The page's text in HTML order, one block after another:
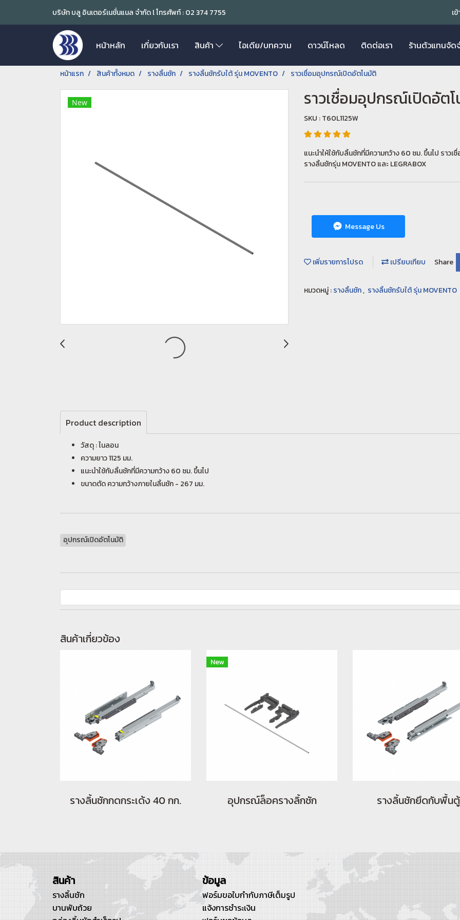
บริษัท บลู อินเตอร์เนชั่นแนล จำกัด l โทรศัพท์ : 02 374 7755 เ
หน้าหลัก เกี่ยวกับเรา สินค้า ไอเดีย/บทความ ดาวน์โหลด ติดต่อเรา ร้านตัวแทนจัด
หน้าแรก สินค้าทั้งหมด รางลิ้นชัก รางลิ้นชักรับใต้ รุ่น MOVENTO ราวเชื่อมอุปกรณ์เปิดอัตโนมัติ
New ราวเชื่อมอุปกรณ์เปิดอัต
SKU : T60L1125W
แนะนำให้ใช้กับลิ้นชักที่มีความกว้าง 60 ซม. ขึ้นไป รา
รางลิ้นชักรุ่น MOVENTO และ LEGRABOX
Message Us
เพิ่มรายการโปรด เปรียบเทียบ Share
หมวดหมู่ :รางลิ้นชัก, รางลิ้นชักรับใต้ รุ่น MOVENTO
Product description
วัสดุ : ไนลอน
ความยาว 1125 มม.
แนะนำใช้กับลิ้นชักที่มีความกว้าง 60 ซม. ขึ้นไป
ขนาดตัด ความกว้างภายในลิ้นชัก - 267 มม.
อุปกรณ์เปิดอัตโนมัติ
สินค้าเกี่ยวข้อง
รางลิ้นชักกดกระเด้ง 40 กก.
New
อุปกรณ์ล็อครางลิ้กชัก รางลิ้นชักยึดกับพื้นตู้
สินค้า
รางลิ้นชัก
บานพับถ้วย
ข้อมูล
ฟอร์มขอใบกำกับภาษีเต็มรูป
แจ้งการชำระเงิน